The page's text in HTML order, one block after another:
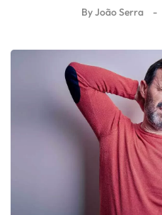
ByJoão Serra